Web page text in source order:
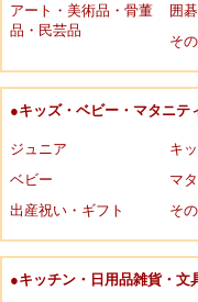
アート・美術品・骨董
品・民芸品
囲
そ
●キッズ・ベビー・マタニテ
ジュニア
キ
ベビー
マ
出産祝い・ギフト
そ
●キッチン・日用品雑貨・文